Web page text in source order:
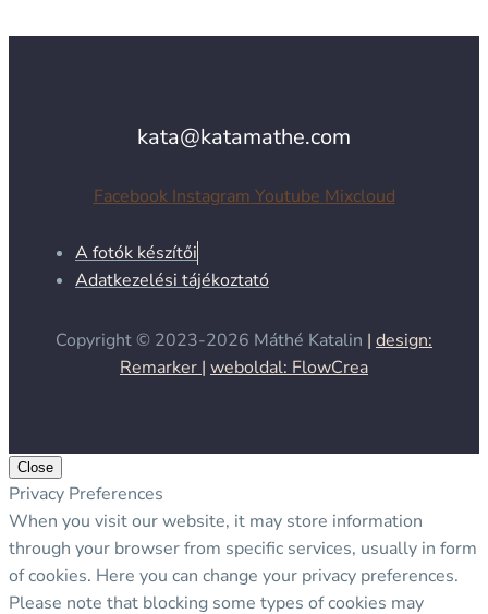
kata@katamathe.com
Facebook Instagram Youtube Mixcloud
A fotók készítői
Adatkezelési tájékoztató
Copyright © 2023-2026 Máthé Katalin | design:
Remarker | weboldal: FlowCrea
Close
Privacy Preferences
When you visit our website, it may store information
through your browser from specific services, usually in form
of cookies. Here you can change your privacy preferences.
Please note that blocking some types of cookies may